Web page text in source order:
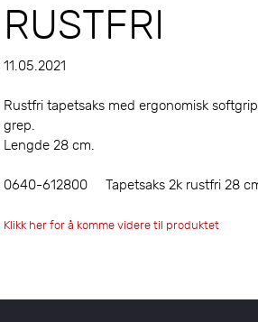
RUSTFRI
11.05.2021
Rustfri tapetsaks med ergonomisk
grep.
Lengde 28 cm.
0640-612800 Tapetsaks 2k rustfri 28
Klikk her for å komme videre til produktet